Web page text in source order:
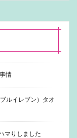
情
ルイレブン）タオ
マりしました